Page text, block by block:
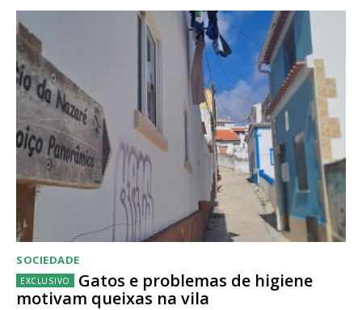
SOCIEDADE
Gatos e problemas de higiene
motivam queixas na vila